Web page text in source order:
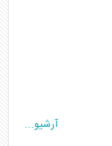
آرشیو...